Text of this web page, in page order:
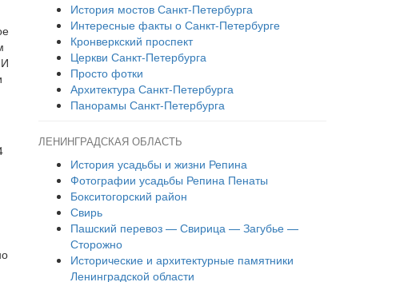
История мостов Санкт-Петербурга
Интересные факты о Санкт-Петербурге
Кронверкский проспект
Церкви Санкт-Петербурга
Просто фотки
Архитектура Санкт-Петербурга
Панорамы Санкт-Петербурга
ЛЕНИНГРАДСКАЯ ОБЛАСТЬ
История усадьбы и жизни Репина
Фотографии усадьбы Репина Пенаты
Бокситогорский район
Свирь
Пашский перевоз — Свирица — Загубье —
Сторожно
Исторические и архитектурные памятники
Ленинградской области